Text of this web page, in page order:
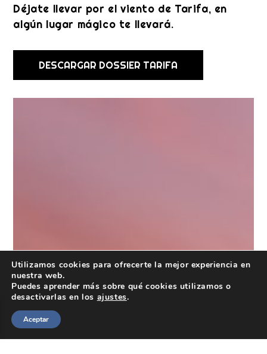
Spanish
Déjate llevar por el viento de Tarifa, en
algún lugar mágico te llevará.
DESCARGAR DOSSIER TARIFA
Utilizamos cookies para ofrecerte la mejor experiencia en
nuestra web.
Puedes aprender más sobre qué cookies utilizamos o
desactivarlas en los ajustes.
Aceptar